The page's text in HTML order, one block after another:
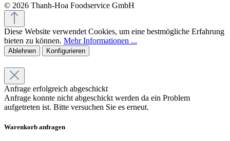
© 2026 Thanh-Hoa Foodservice GmbH
Diese Website verwendet Cookies, um eine bestmögliche Erfahrung
bieten zu können. Mehr Informationen ...
Ablehnen Konfigurieren
Anfrage erfolgreich abgeschickt
Anfrage konnte nicht abgeschickt werden da ein Problem
aufgetreten ist. Bitte versuchen Sie es erneut.
Warenkorb anfragen